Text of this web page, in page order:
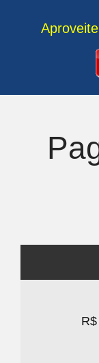
R$